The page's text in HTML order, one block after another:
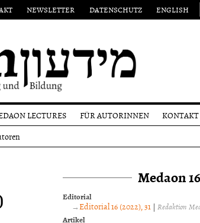
NEWSLETTER DATENSCHUTZ ENGLISH
LECTURES
FÜR AUTORINNEN
Redaktionsverfahren
und Begutachtung
Copyright
KONTAKT
Medaon
Editorial
Editorial 16 (2022), 31 |Redaktion
Artikel